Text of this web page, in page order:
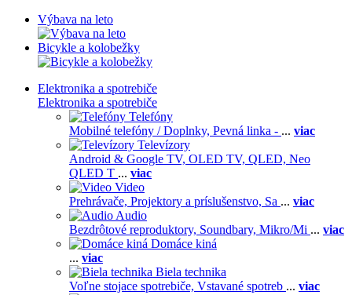
Výbava na leto
Bicykle a kolobežky
Elektronika a spotrebiče
Elektronika a spotrebiče
Telefóny
Mobilné telefóny / Doplnky, Pevná linka - ... viac
Televízory
Android & Google TV, OLED TV, QLED, Neo
QLED T ... viac
Video
Prehrávače, Projektory a príslušenstvo, Sa ... viac
Audio
Bezdrôtové reproduktory, Soundbary, Mikro/Mi ... viac
Domáce kiná
... viac
Biela technika
Voľne stojace spotrebiče, Vstavané spotreb ... viac